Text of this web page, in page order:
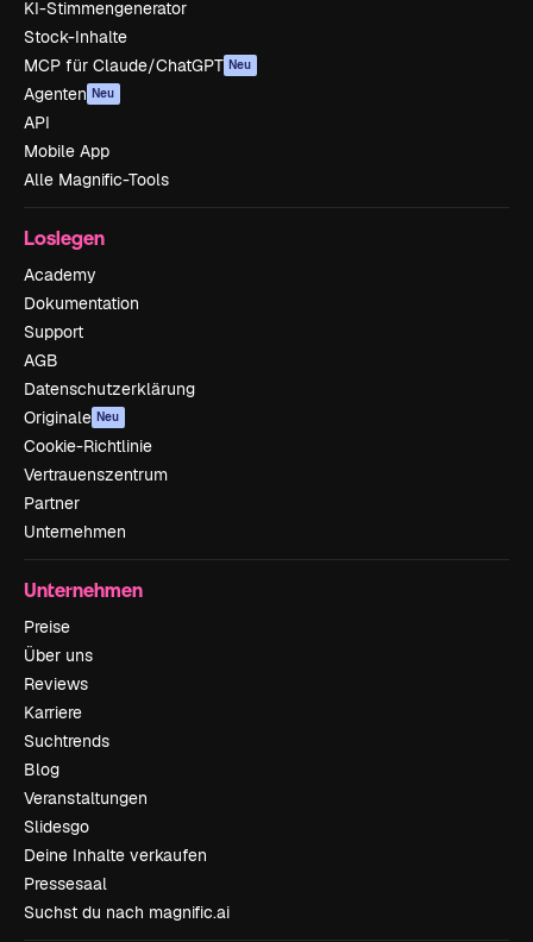
KI-Stimmengenerator
Stock-Inhalte
MCP für Claude/ChatGPT Neu
Agenten Neu
API
Mobile App
Alle Magnific-Tools
Loslegen
Academy
Dokumentation
Support
AGB
Datenschutzerklärung
Originale Neu
Cookie-Richtlinie
Vertrauenszentrum
Partner
Unternehmen
Unternehmen
Preise
Über uns
Reviews
Karriere
Suchtrends
Blog
Veranstaltungen
Slidesgo
Deine Inhalte verkaufen
Pressesaal
Suchst du nach magnific.ai